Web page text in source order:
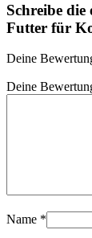
Schreibe
Futter für
Deine
Deine
Name *